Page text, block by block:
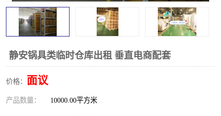
静安锅具类临时仓库出租 垂直电商配套
价格： 面议
产品数量： 10000.00平方米